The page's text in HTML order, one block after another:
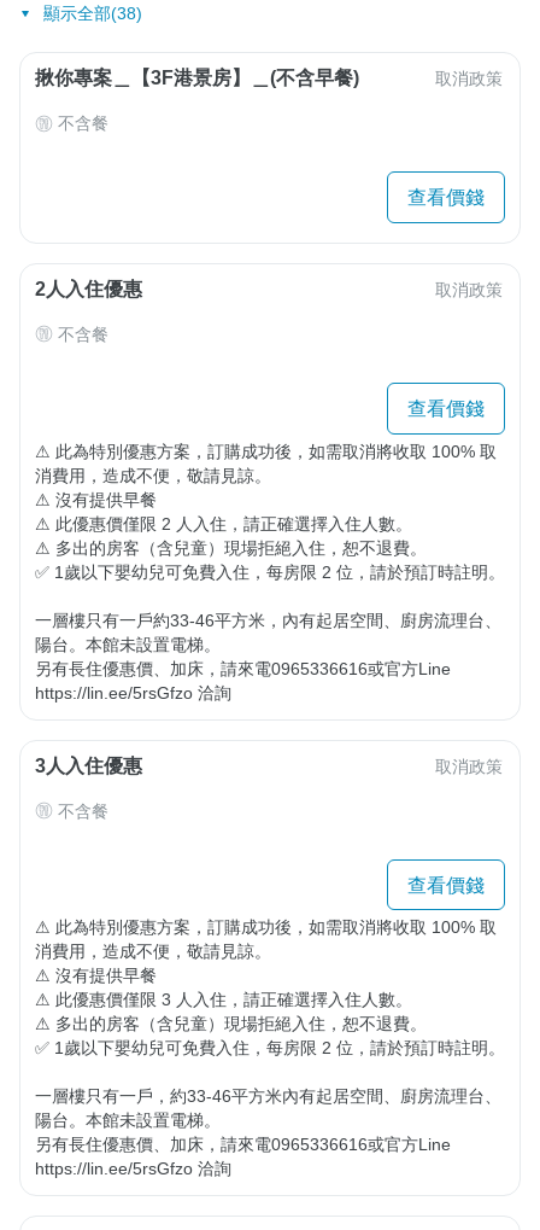
顯示全部(38)
揪你專案＿【3F港景房】＿(不含早餐) 取消政策
不含餐
查看價錢
2人入住優惠 取消政策
不含餐
查看價錢
⚠ 此為特別優惠方案，訂購成功後，如需取消將收取 100% 取
消費用，造成不便，敬請見諒。
⚠ 沒有提供早餐
⚠ 此優惠價僅限 2 人入住，請正確選擇入住人數。
⚠ 多出的房客（含兒童）現場拒絕入住，恕不退費。
✅ 1歲以下嬰幼兒可免費入住，每房限 2 位，請於預訂時註明。
一層樓只有一戶約33-46平方米，內有起居空間、廚房流理台、
陽台。本館未設置電梯。
另有長住優惠價、加床，請來電0965336616或官方Line
https://lin.ee/5rsGfzo 洽詢
3人入住優惠 取消政策
不含餐
查看價錢
⚠ 此為特別優惠方案，訂購成功後，如需取消將收取 100% 取
消費用，造成不便，敬請見諒。
⚠ 沒有提供早餐
⚠ 此優惠價僅限 3 人入住，請正確選擇入住人數。
⚠ 多出的房客（含兒童）現場拒絕入住，恕不退費。
✅ 1歲以下嬰幼兒可免費入住，每房限 2 位，請於預訂時註明。
一層樓只有一戶，約33-46平方米內有起居空間、廚房流理台、
陽台。本館未設置電梯。
另有長住優惠價、加床，請來電0965336616或官方Line
https://lin.ee/5rsGfzo 洽詢